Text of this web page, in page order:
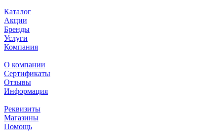
Каталог
Акции
Бренды
Услуги
Компания
О компании
Сертификаты
Отзывы
Информация
Реквизиты
Магазины
Помощь